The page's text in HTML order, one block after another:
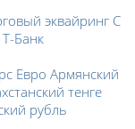
эквайринг С
Т-Банк
Евро Армянский
тенге
рубль